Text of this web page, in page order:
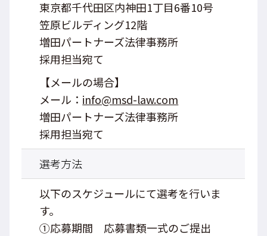
東京都千代田区内神田1丁目6番10号
笠原ビルディング12階
増田パートナーズ法律事務所
採用担当宛て
【メールの場合】
メール： info@msd-law.com
増田パートナーズ法律事務所
採用担当宛て
選考方法
以下のスケジュールにて選考を行いま
す。
①応募期間 応募書類一式のご提出